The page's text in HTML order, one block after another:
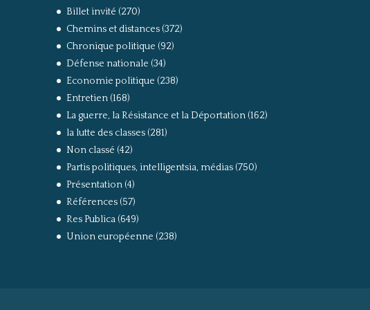
Billet invité (270)
Chemins et distances(372)
Chronique politique (92)
Défense nationale (34)
Economie politique (238)
Entretien(168)
La guerre, la Résistance et la Déportation(162)
la lutte des classes(281)
Non classé (42)
Partis politiques, intelligentsia, médias(750)
Présentation(4)
Références(57)
Res Publica(649)
Union européenne (238)